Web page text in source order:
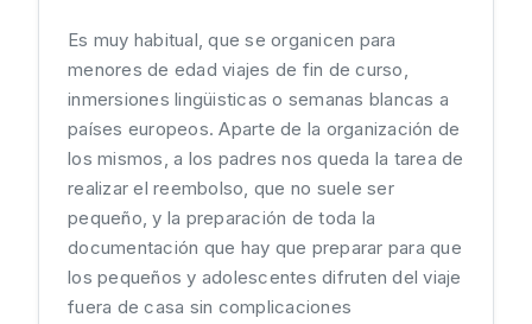
Es muy habitual, que se organicen para
menores de edad viajes de fin de curso,
inmersiones lingüisticas o semanas blancas a
países europeos. Aparte de la organización de
los mismos, a los padres nos queda la tarea de
realizar el reembolso, que no suele ser
pequeño, y la preparación de toda la
documentación que hay que preparar para que
los pequeños y adolescentes difruten del viaje
fuera de casa sin complicaciones